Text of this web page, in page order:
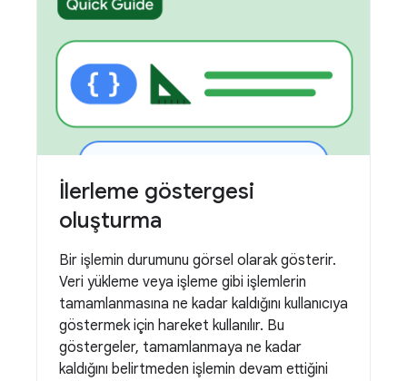
İlerleme göstergesi
oluşturma
Bir işlemin durumunu görsel olarak gösterir.
Veri yükleme veya işleme gibi işlemlerin
tamamlanmasına ne kadar kaldığını kullanıcıya
göstermek için hareket kullanılır. Bu
göstergeler, tamamlanmaya ne kadar
kaldığını belirtmeden işlemin devam ettiğini